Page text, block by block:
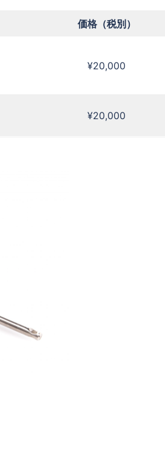
価格（税別）
¥20,000
¥20,000